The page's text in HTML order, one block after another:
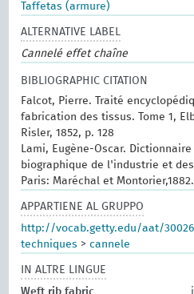
Taffetas (armure)
ALTERNATIVE LABEL
Cannelé effet chaîne
BIBLIOGRAPHIC CITATION
Falcot, Pierre. Traité
fabrication des tissus. Tome 1,
Risler, 1852, p. 128
Lami, Eugène-Oscar.
biographique de l'industrie et
Paris: Maréchal et
APPARTIENE AL GRUPPO
http://vocab.getty.edu/aat/
techniques >cannele
IN ALTRE LINGUE
Weft rib fabric